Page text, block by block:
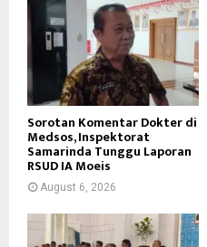
Sorotan Komentar Dokter di
Medsos, Inspektorat
Samarinda Tunggu Laporan
RSUD IA Moeis
August 6, 2026